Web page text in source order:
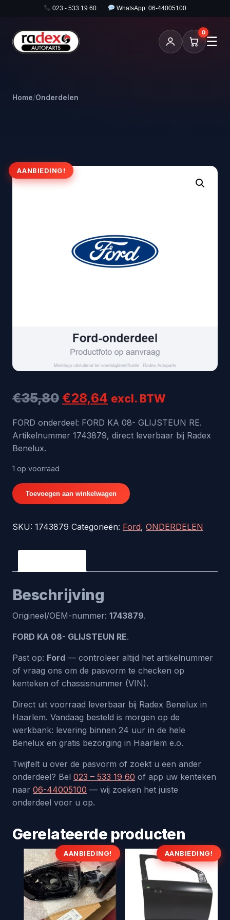
023 - 533 19 60 WhatsApp: 06-44005100
0
☰
Home/Onderdelen
AANBIEDING!
€35,80Oorspronkelijke
prijs
was:
€28,64 Huidige
prijs
is:
excl. BTW
FORD onderdeel: FORD KA 08- GLIJSTEUN RE.
Artikelnummer 1743879, direct leverbaar bij Radex
Benelux.
1 op voorraad
FORD
KA
GLIJSTEUN
1743879
Toevoegen aan winkelwagen
SKU: 1743879 Categorieën: Ford, ONDERDELEN
Beschrijving
Origineel/OEM-nummer: 1743879.
FORD KA 08- GLIJSTEUN RE.
Past op: Ford — controleer altijd het artikelnummer
of vraag ons om de pasvorm te checken op
kenteken of chassisnummer (VIN).
Direct uit voorraad leverbaar bij Radex Benelux in
Haarlem. Vandaag besteld is morgen op de
werkbank: levering binnen 24 uur in de hele
Benelux en gratis bezorging in Haarlem e.o.
Twijfelt u over de pasvorm of zoekt u een ander
onderdeel? Bel 023 – 533 19 60 of app uw kenteken
naar 06-44005100 — wij zoeken het juiste
onderdeel voor u op.
Gerelateerde producten
AANBIEDING! AANBIEDING!